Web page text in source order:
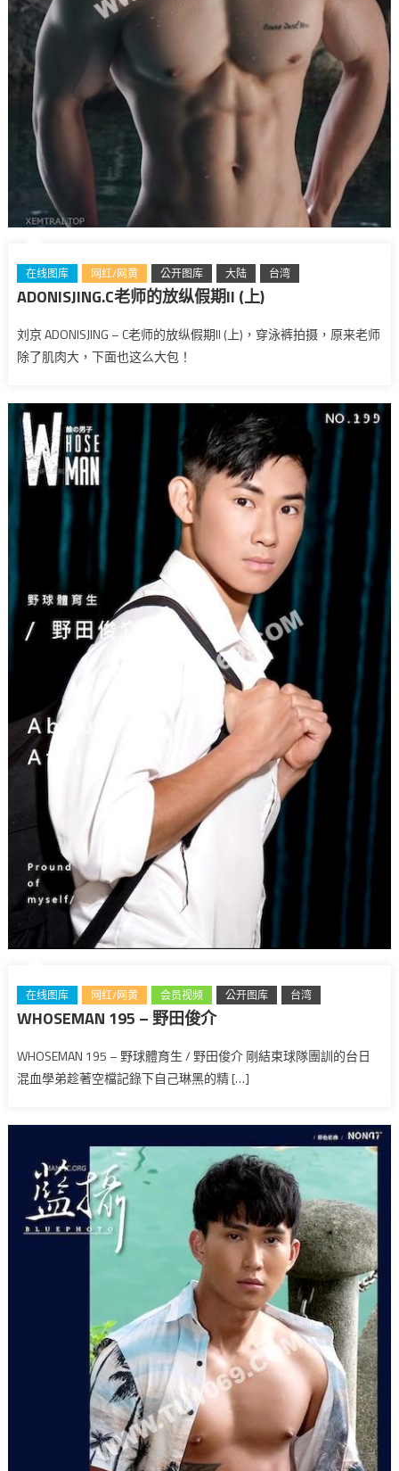
在线图库 网红/网黄 公开图库 大陆 台湾
ADONISJING.C老师的放纵假期II (上)
刘京 ADONISJING – C老师的放纵假期II (上)，穿泳裤拍摄，原来老师
除了肌肉大，下面也这么大包！
在线图库 网红/网黄 会员视频 公开图库 台湾
WHOSEMAN 195 – 野田俊介
WHOSEMAN 195 – 野球體育生 / 野田俊介 剛結束球隊團訓的台日
混血學弟趁著空檔記錄下自己琳黑的精 […]